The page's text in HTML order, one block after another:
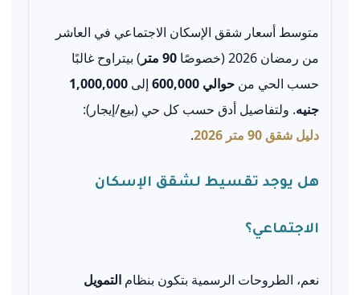
متوسط أسعار شقق الإسكان الاجتماعي في العاشر
من رمضان 2026 (خصوصًا
90 متر
) بيتراوح غالبًا
حسب الحي من حوالي 600,000 إلى 1,000,000
جنيه. ولتفاصيل أدق حسب كل حي (بيع/إيجار):
دليل شقق 90 متر 2026
.
هل يوجد تقسيط لشقق الإسكان
الاجتماعي؟
نعم، الطروحات الرسمية بتكون بنظام التمويل